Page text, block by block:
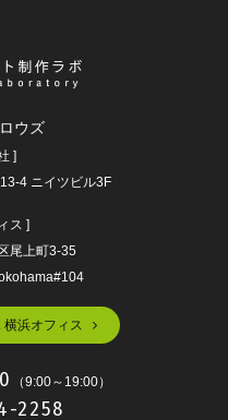
ウズ
]
4 ニイツビル3F
ス ]
尾上町3-35
浜オフィス
（9:00～19:00）
2258